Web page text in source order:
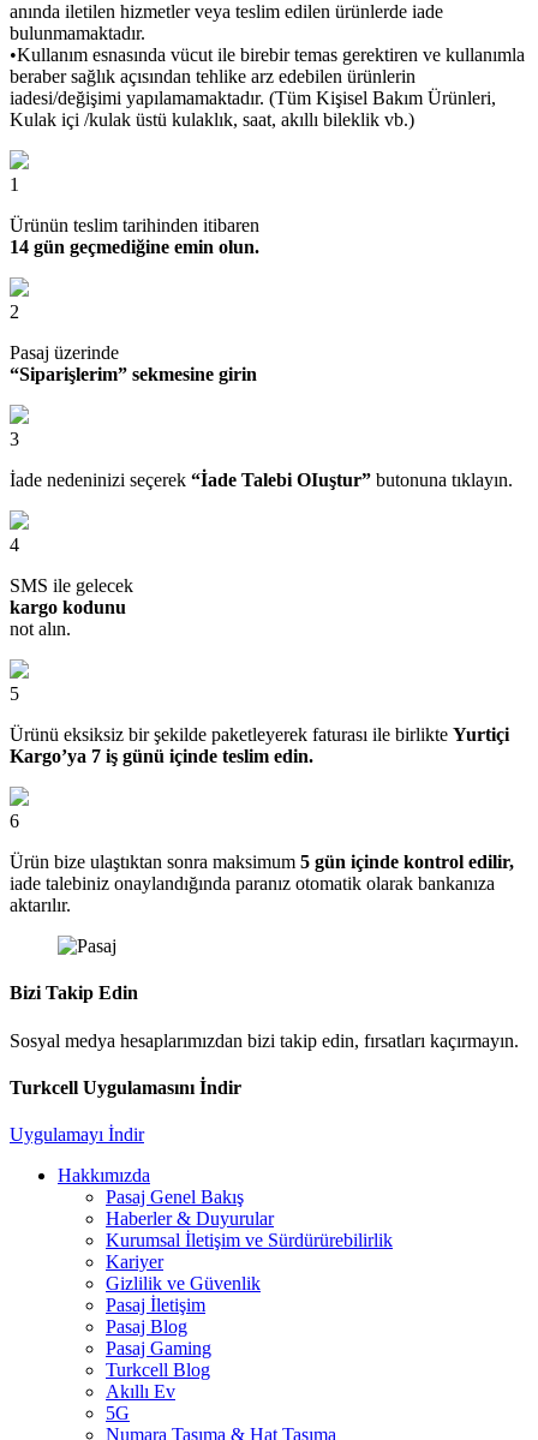
anında iletilen hizmetler veya teslim edilen ürünlerde iade
bulunmamaktadır.
•Kullanım esnasında vücut ile birebir temas gerektiren ve kullanımla
beraber sağlık açısından tehlike arz edebilen ürünlerin
iadesi/değişimi yapılamamaktadır. (Tüm Kişisel Bakım Ürünleri,
Kulak içi /kulak üstü kulaklık, saat, akıllı bileklik vb.)
1
Ürünün teslim tarihinden itibaren
14 gün geçmediğine emin olun.
2
Pasaj üzerinde
“Siparişlerim” sekmesine girin
3
İade nedeninizi seçerek “İade Talebi OIuştur” butonuna tıklayın.
4
SMS ile gelecek
kargo kodunu
not alın.
5
Ürünü eksiksiz bir şekilde paketleyerek faturası ile birlikte Yurtiçi
Kargo’ya 7 iş günü içinde teslim edin.
6
Ürün bize ulaştıktan sonra maksimum 5 gün içinde kontrol edilir,
iade talebiniz onaylandığında paranız otomatik olarak bankanıza
aktarılır.
Bizi Takip Edin
Sosyal medya hesaplarımızdan bizi takip edin, fırsatları kaçırmayın.
Turkcell Uygulamasını İndir
Uygulamayı İndir
Hakkımızda
Pasaj Genel Bakış
Haberler & Duyurular
Kurumsal İletişim ve Sürdürürebilirlik
Kariyer
Gizlilik ve Güvenlik
Pasaj İletişim
Pasaj Blog
Pasaj Gaming
Turkcell Blog
Akıllı Ev
5G
Numara Taşıma & Hat Taşıma